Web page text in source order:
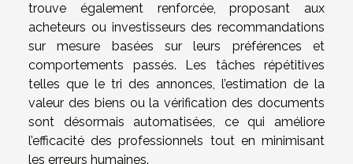
trouve également renforcée, proposant aux
acheteurs ou investisseurs des recommandations
sur mesure basées sur leurs préférences et
comportements passés. Les tâches répétitives
telles que le tri des annonces, l’estimation de la
valeur des biens ou la vérification des documents
sont désormais automatisées, ce qui améliore
l’efficacité des professionnels tout en minimisant
les erreurs humaines.